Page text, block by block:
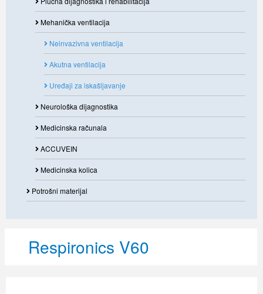
Mehanička ventilacija
Neinvazivna ventilacija
Akutna ventilacija
Uređaji za iskašljavanje
Neurološka dijagnostika
Medicinska računala
ACCUVEIN
Medicinska kolica
Potrošni materijal
Respironics V60